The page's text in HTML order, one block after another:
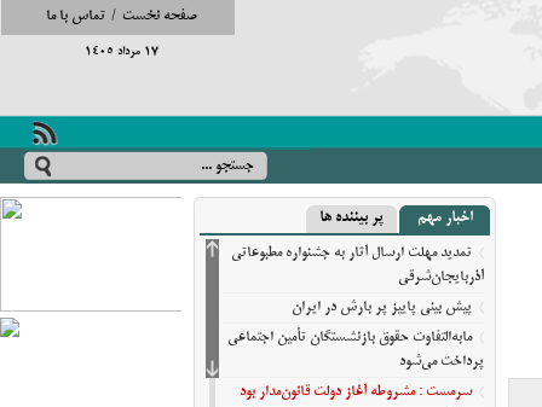
صفحه نخست / تماس با ما
17 مرداد 1405
اخبار مهم پر بیننده ها
تمدید مهلت ارسال آثار به جشنواره مطبوعاتی
آذربایجان‌شرقی
پیش‌ بینی پاییز پر بارش در ایران
مابه‌التفاوت حقوق بازنشستگان تأمین اجتماعی
پرداخت می‌شود
سرمست : مشروطه آغاز دولت قانون‌مدار بود